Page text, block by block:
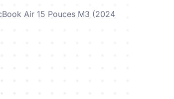
clientsAir 15 Pouces M3 (2024